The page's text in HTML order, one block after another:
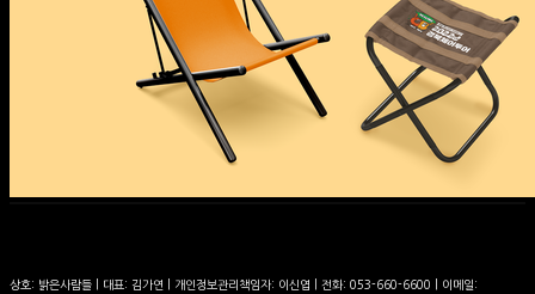
상호: 밝은사람들 | 대표: 김가연 | 개인정보관리책임자: 이신엽 | 전화: 053-660-6600 | 이메일: